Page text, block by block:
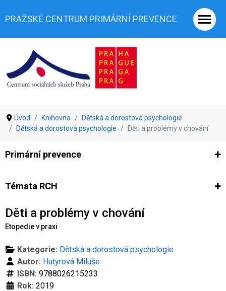
PRAŽSKÉ CENTRUM PRIMÁRNÍ PREVENCE
Úvod Knihovna
Dětská a dorostová psychologie
Dětská a dorostová psychologie
Děti a problémy v chování
Primární prevence
Ze světa prevence
Témata RCH
Co je rizikové chování (RCH) Agrese a šikana
Děti a problémy v chování
Etopedie v praxi
Kategorie: Dětská a dorostová psychologie
Autor: Hutyrová Miluše
ISBN: 9788026215233
Rok: 2019